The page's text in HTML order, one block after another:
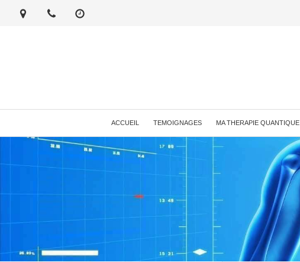
ACCUEIL TEMOIGNAGES MA THERAPIE QUANTIQUE